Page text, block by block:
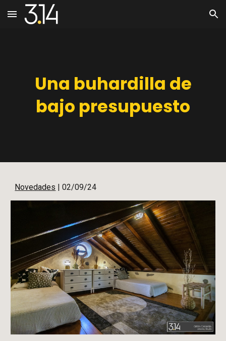
Skip to main content Skip to navigation
Una buhardilla de
bajo presupuesto
Novedades |02/09/24